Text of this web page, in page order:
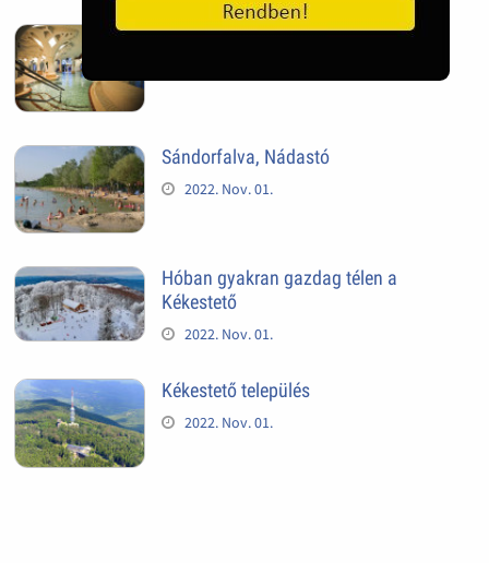
Hagymatikum | Makó fürdő
Sándorfalva, Nádastó
2022. Nov. 01.
Hóban gyakran gazdag télen a
Kékestető
2022. Nov. 01.
Kékestető település
2022. Nov. 01.